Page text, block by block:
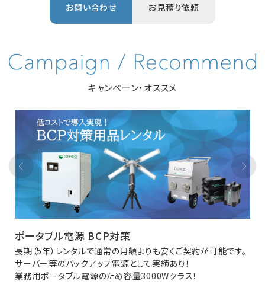
お問い合わせ お見積り依頼
キャンペーン・オススメ
ポータブル電源 BCP対策
長期（5年）レンタルで通常の月額よりも安くご契約が可能です。
サーバー等のバックアップ電源として実績あり！
業務用ポータブル電源のため容量3000Wクラス！